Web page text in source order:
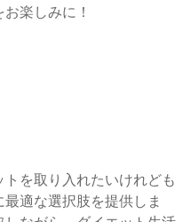
楽しみに！
を取り入れたいけれども
適な選択肢を提供しま